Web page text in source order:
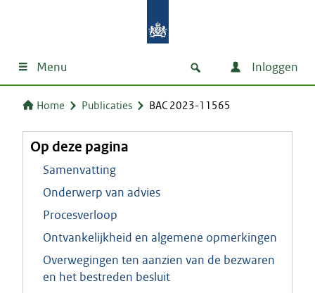
Menu Inloggen
Home Publicaties BAC 2023-11565
Op deze pagina
Samenvatting
Onderwerp van advies
Procesverloop
Ontvankelijkheid en algemene opmerkingen
Overwegingen ten aanzien van de bezwaren
en het bestreden besluit